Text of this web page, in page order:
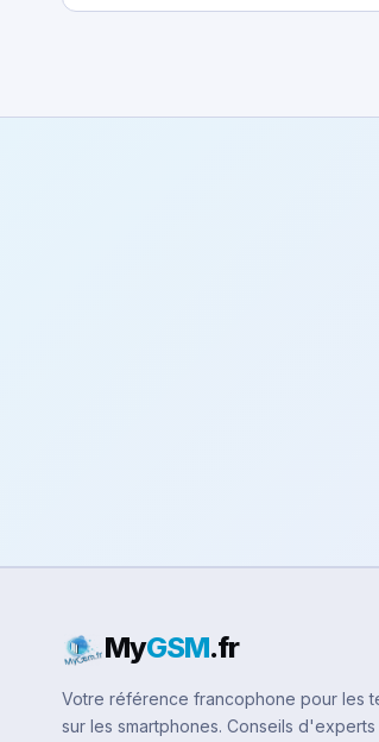
MyGSM.fr
Votre référence francophone pour les
sur les smartphones. Conseils